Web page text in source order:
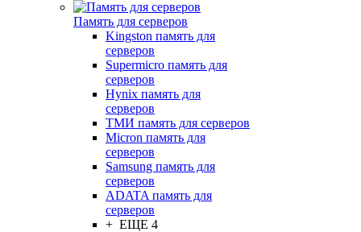
Память для серверов
Kingston память для
серверов
Supermicro память для
серверов
Hynix память для
серверов
ТМИ память для серверов
Micron память для
серверов
Samsung память для
серверов
ADATA память для
серверов
+ ЕЩЕ 4